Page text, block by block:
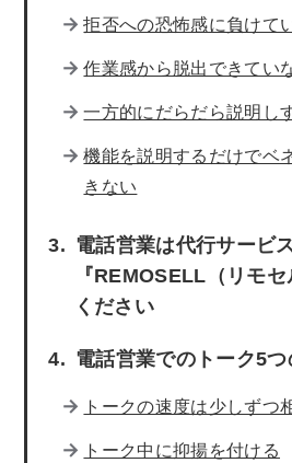
拒否への恐怖感に負けて
作業感から脱出できてい
一方的にだらだら説明し
機能を説明するだけでベ
きない
電話営業は代行サービ
『REMOSELL（リモ
ください
電話営業でのトーク5つ
トークの速度は少しずつ
トーク中に抑揚を付ける